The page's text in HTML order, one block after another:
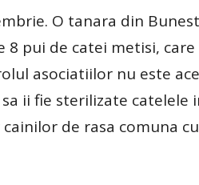
O tanara din
pui de catei metisi,
asociatiilor nu este
ii fie sterilizate catelele
de rasa comuna